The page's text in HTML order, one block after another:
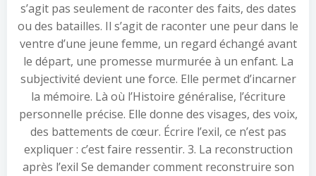
s’agit pas seulement de raconter des faits, des dates
ou des batailles. Il s’agit de raconter une peur dans le
ventre d’une jeune femme, un regard échangé avant
le départ, une promesse murmurée à un enfant. La
subjectivité devient une force. Elle permet d’incarner
la mémoire. Là où l’Histoire généralise, l’écriture
personnelle précise. Elle donne des visages, des voix,
des battements de cœur. Écrire l’exil, ce n’est pas
expliquer : c’est faire ressentir. 3. La reconstruction
après l’exil Se demander comment reconstruire son